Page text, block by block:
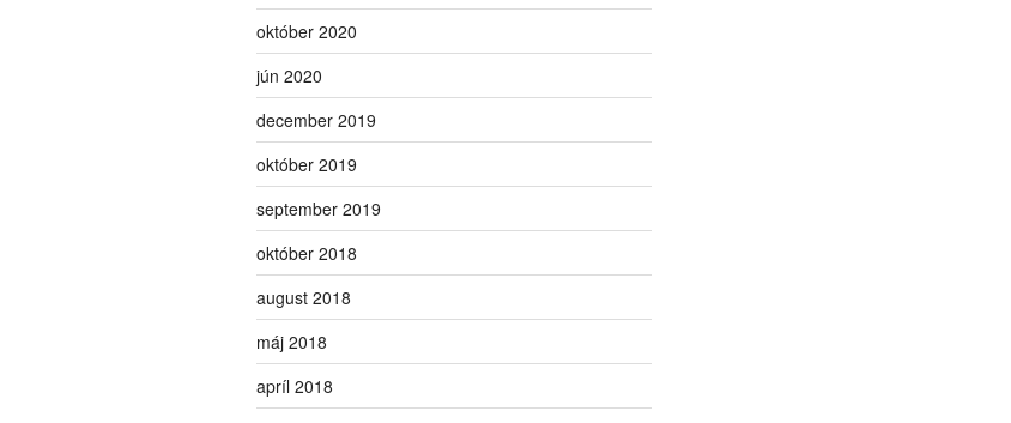
október 2020
jún 2020
december 2019
október 2019
september 2019
október 2018
august 2018
máj 2018
apríl 2018